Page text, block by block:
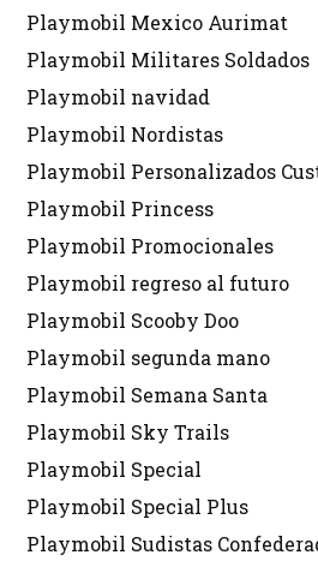
Playmobil Mexico Aurimat
Playmobil Militares Soldados
Playmobil navidad
Playmobil Nordistas
Playmobil Personalizados
Playmobil Princess
Playmobil Promocionales
Playmobil regreso al futuro
Playmobil Scooby Doo
Playmobil segunda mano
Playmobil Semana Santa
Playmobil Sky Trails
Playmobil Special
Playmobil Special Plus
Playmobil Sudistas